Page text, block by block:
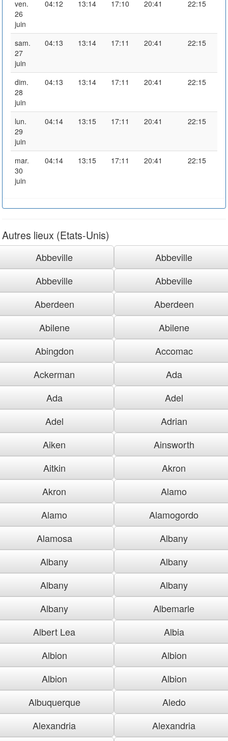
ven.
26
juin
04:12 13:14 17:10 20:41 22:15
sam.
27
juin
04:13 13:14 17:11 20:41 22:15
dim.
28
juin
04:13 13:14 17:11 20:41 22:15
lun.
29
juin
04:14 13:15 17:11 20:41 22:15
mar.
30
juin
04:14 13:15 17:11 20:41 22:15
Autres lieux (Etats-Unis)
Abbeville
Abbeville
Abbeville
Abbeville
Aberdeen
Aberdeen
Abilene
Abilene
Abingdon
Accomac
Ackerman
Ada
Ada
Adel
Adel
Adrian
Aiken
Ainsworth
Aitkin
Akron
Akron
Alamo
Alamo
Alamogordo
Alamosa
Albany
Albany
Albany
Albany
Albany
Albany
Albemarle
Albert Lea
Albia
Albion
Albion
Albion
Albion
Albuquerque
Aledo
Alexandria
Alexandria